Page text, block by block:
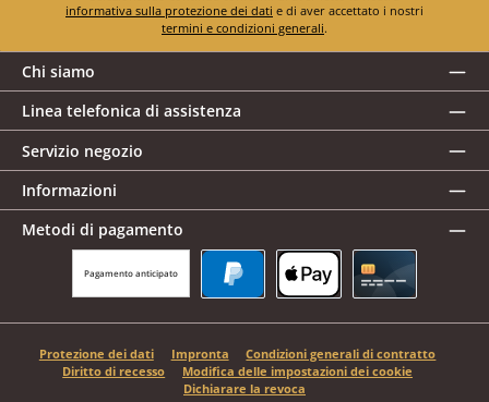
informativa sulla protezione dei dati
termini e condizioni generali.
Chi siamo
Linea telefonica di assistenza
Servizio negozio
Informazioni
Metodi di pagamento
Pagamento anticipato
Protezione dei dati Impronta
Condizioni generali di contratto
Diritto di recesso
Modifica delle impostazioni dei cookie
Dichiarare la revoca